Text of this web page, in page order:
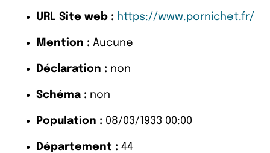
URL Site web : https://www.pornichet.fr/
Mention : Aucune
Déclaration : non
Schéma : non
Population : 08/03/1933 00:00
Département : 44